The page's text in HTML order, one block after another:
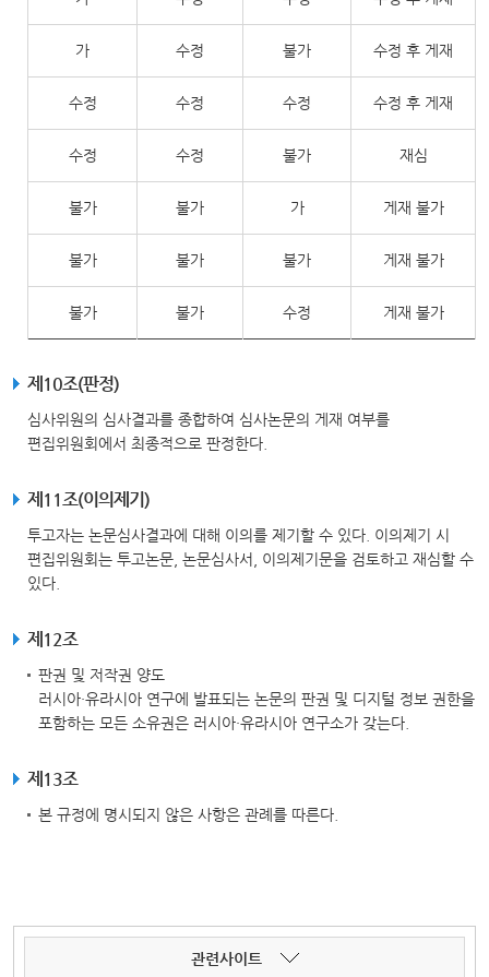
가 수정 불가 수정 후 게재
수정 수정 수정 수정 후 게재
수정 수정 불가 재심
불가 불가 가 게재 불가
불가 불가 불가 게재 불가
불가 불가 수정 게재 불가
제10조(판정)
심사위원의 심사결과를 종합하여 심사논문의 게재 여부를
편집위원회에서 최종적으로 판정한다.
제11조(이의제기)
투고자는 논문심사결과에 대해 이의를 제기할 수 있다. 이의제기 시
편집위원회는 투고논문, 논문심사서, 이의제기문을 검토하고 재심할 수
있다.
제12조
판권 및 저작권 양도
러시아·유라시아 연구에 발표되는 논문의 판권 및 디지털 정보 권한을
포함하는 모든 소유권은 러시아·유라시아 연구소가 갖는다.
제13조
본 규정에 명시되지 않은 사항은 관례를 따른다.
관련사이트